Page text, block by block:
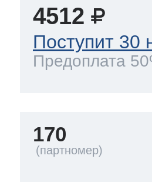
4512
Поступит 30
Предоплата
170